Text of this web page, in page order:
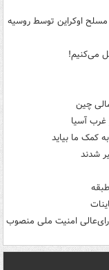
مسلح اوکراین توسط روسیه
می‌کنیم!
چین
غرب آسیا
کمک ما بیاید
امنیت ملی منصوب